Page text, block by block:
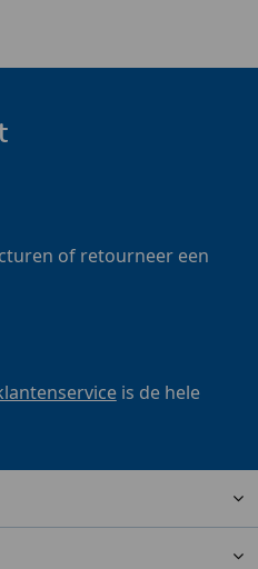
of retourneer een
is de hele